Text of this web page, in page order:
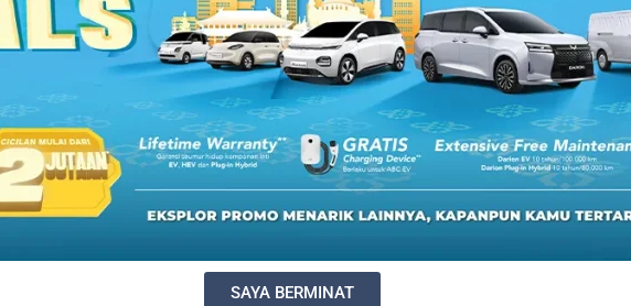
SAYA BERMINAT